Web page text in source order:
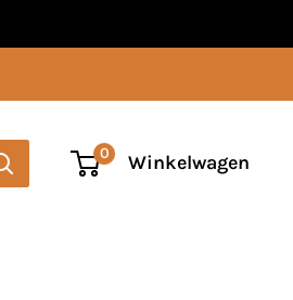
0 Winkelwagen